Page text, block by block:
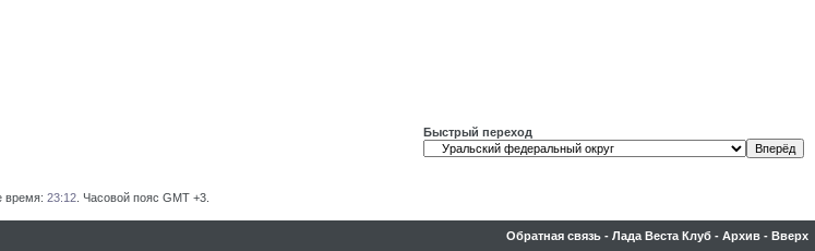
Быстрый переход
время: 23:12 . Часовой пояс GMT +3.
Обратная связь - Лада Веста Клуб - Архив - Вверх